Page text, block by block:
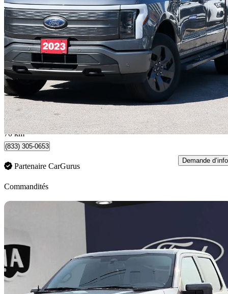
2023 Ford F-150 Lightning
Lariat SuperCrew AWD65 379 km
61 990 $ Affaire
1 087 $/mois env.
Toronto, ON
70 km
(833) 305-0653
Partenaire CarGurus
Demande d’info
Commandités